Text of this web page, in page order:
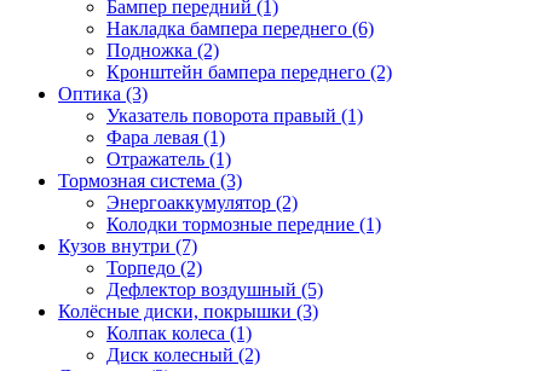
Бампер передний (1)
Накладка бампера переднего (6)
Подножка (2)
Кронштейн бампера переднего (2)
Оптика (3)
Указатель поворота правый (1)
Фара левая (1)
Отражатель (1)
Тормозная система (3)
Энергоаккумулятор (2)
Колодки тормозные передние (1)
Кузов внутри (7)
Торпедо (2)
Дефлектор воздушный (5)
Колёсные диски, покрышки (3)
Колпак колеса (1)
Диск колесный (2)